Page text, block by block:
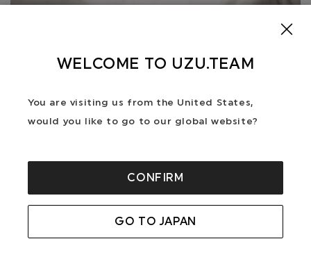
WELCOME TO UZU.TEAM
You are visiting us from the United States,
would you like to go to our global website?
CONFIRM
GO TO JAPAN